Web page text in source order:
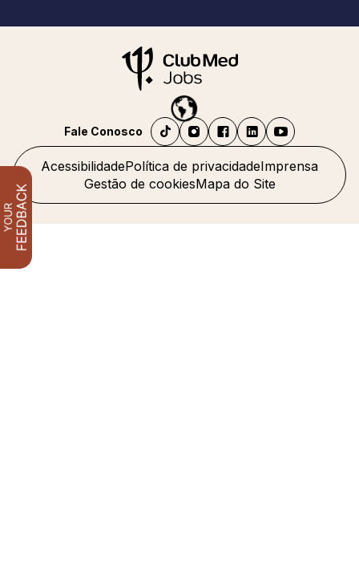
AcessibilidadePolítica de privacidadeImprensa
Gestão de cookiesMapa do Site
Fale Conosco